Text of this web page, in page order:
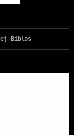
Biblos